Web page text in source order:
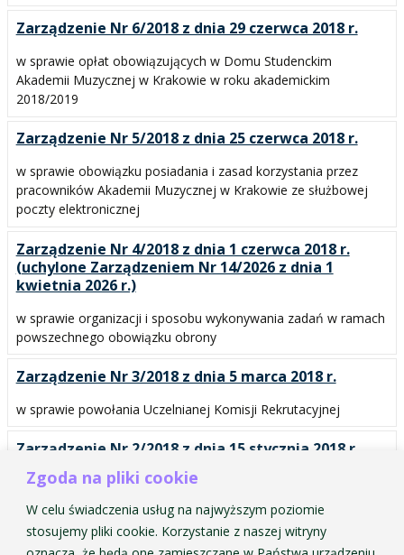
Zgoda na pliki cookie
W celu świadczenia usług na najwyższym poziomie
stosujemy pliki cookie. Korzystanie z naszej witryny
Zarządzenie Nr 6/2018 z dnia 29 czerwca 2018 r.
w sprawie opłat obowiązujących w Domu Studenckim
Akademii Muzycznej w Krakowie w roku akademickim
2018/2019
Zarządzenie Nr 5/2018 z dnia 25 czerwca 2018 r.
w sprawie obowiązku posiadania i zasad korzystania przez
pracowników Akademii Muzycznej w Krakowie ze służbowej
poczty elektronicznej
Zarządzenie Nr 4/2018 z dnia 1 czerwca 2018 r.
(uchylone Zarządzeniem Nr 14/2026 z dnia 1
kwietnia 2026 r.)
w sprawie organizacji i sposobu wykonywania zadań w ramach
powszechnego obowiązku obrony
Zarządzenie Nr 3/2018 z dnia 5 marca 2018 r.
w sprawie powołania Uczelnianej Komisji Rekrutacyjnej
Zarządzenie Nr 2/2018 z dnia 15 stycznia 2018 r.
w sprawie terminu urlopów wypoczynkowych dla nauczycieli
akademickich w 2018 roku
Zarządzenie Nr 1/2018 z dnia 3 stycznia 2018 r.